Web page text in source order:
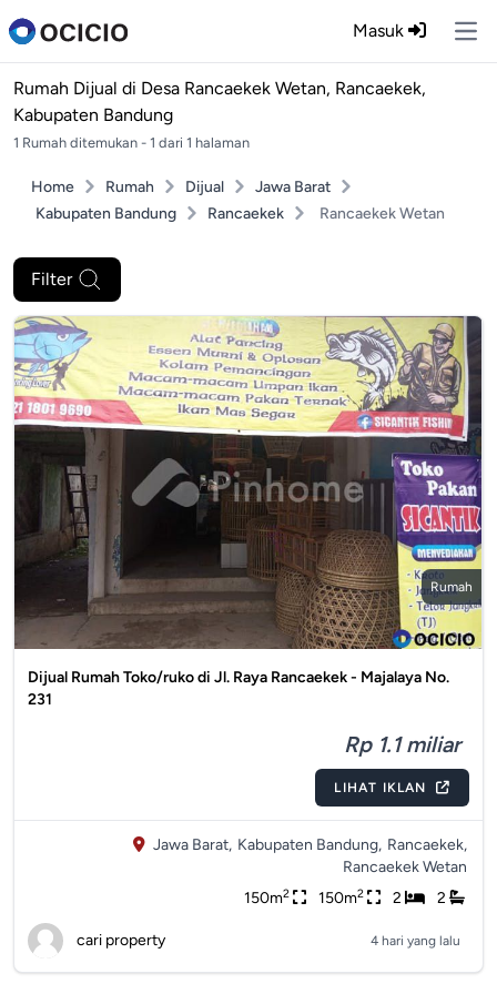
Masuk
Rumah Dijual di Desa Rancaekek Wetan, Rancaekek,
Kabupaten Bandung
1 Rumah ditemukan - 1 dari 1 halaman
Home Rumah Dijual
Jawa Barat
Kabupaten Bandung
Rancaekek Rancaekek Wetan
Filter
Rumah
Dijual Rumah Toko/ruko di Jl. Raya Rancaekek - Majalaya No.
231
Rp 1.1 miliar
LIHAT IKLAN
Jawa Barat, Kabupaten Bandung, Rancaekek,
Rancaekek Wetan
150m2 150m2 2 2
cari property 4 hari yang lalu